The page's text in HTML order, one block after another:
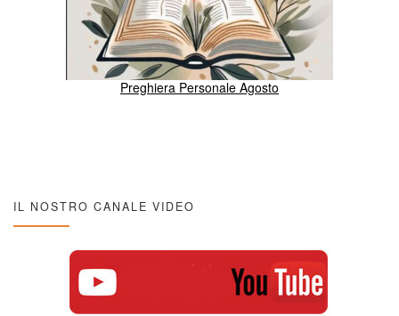
Preghiera Personale Agosto
IL NOSTRO CANALE VIDEO